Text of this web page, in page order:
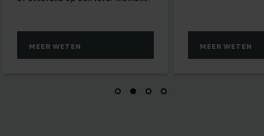
MEER WETEN MEER WETEN